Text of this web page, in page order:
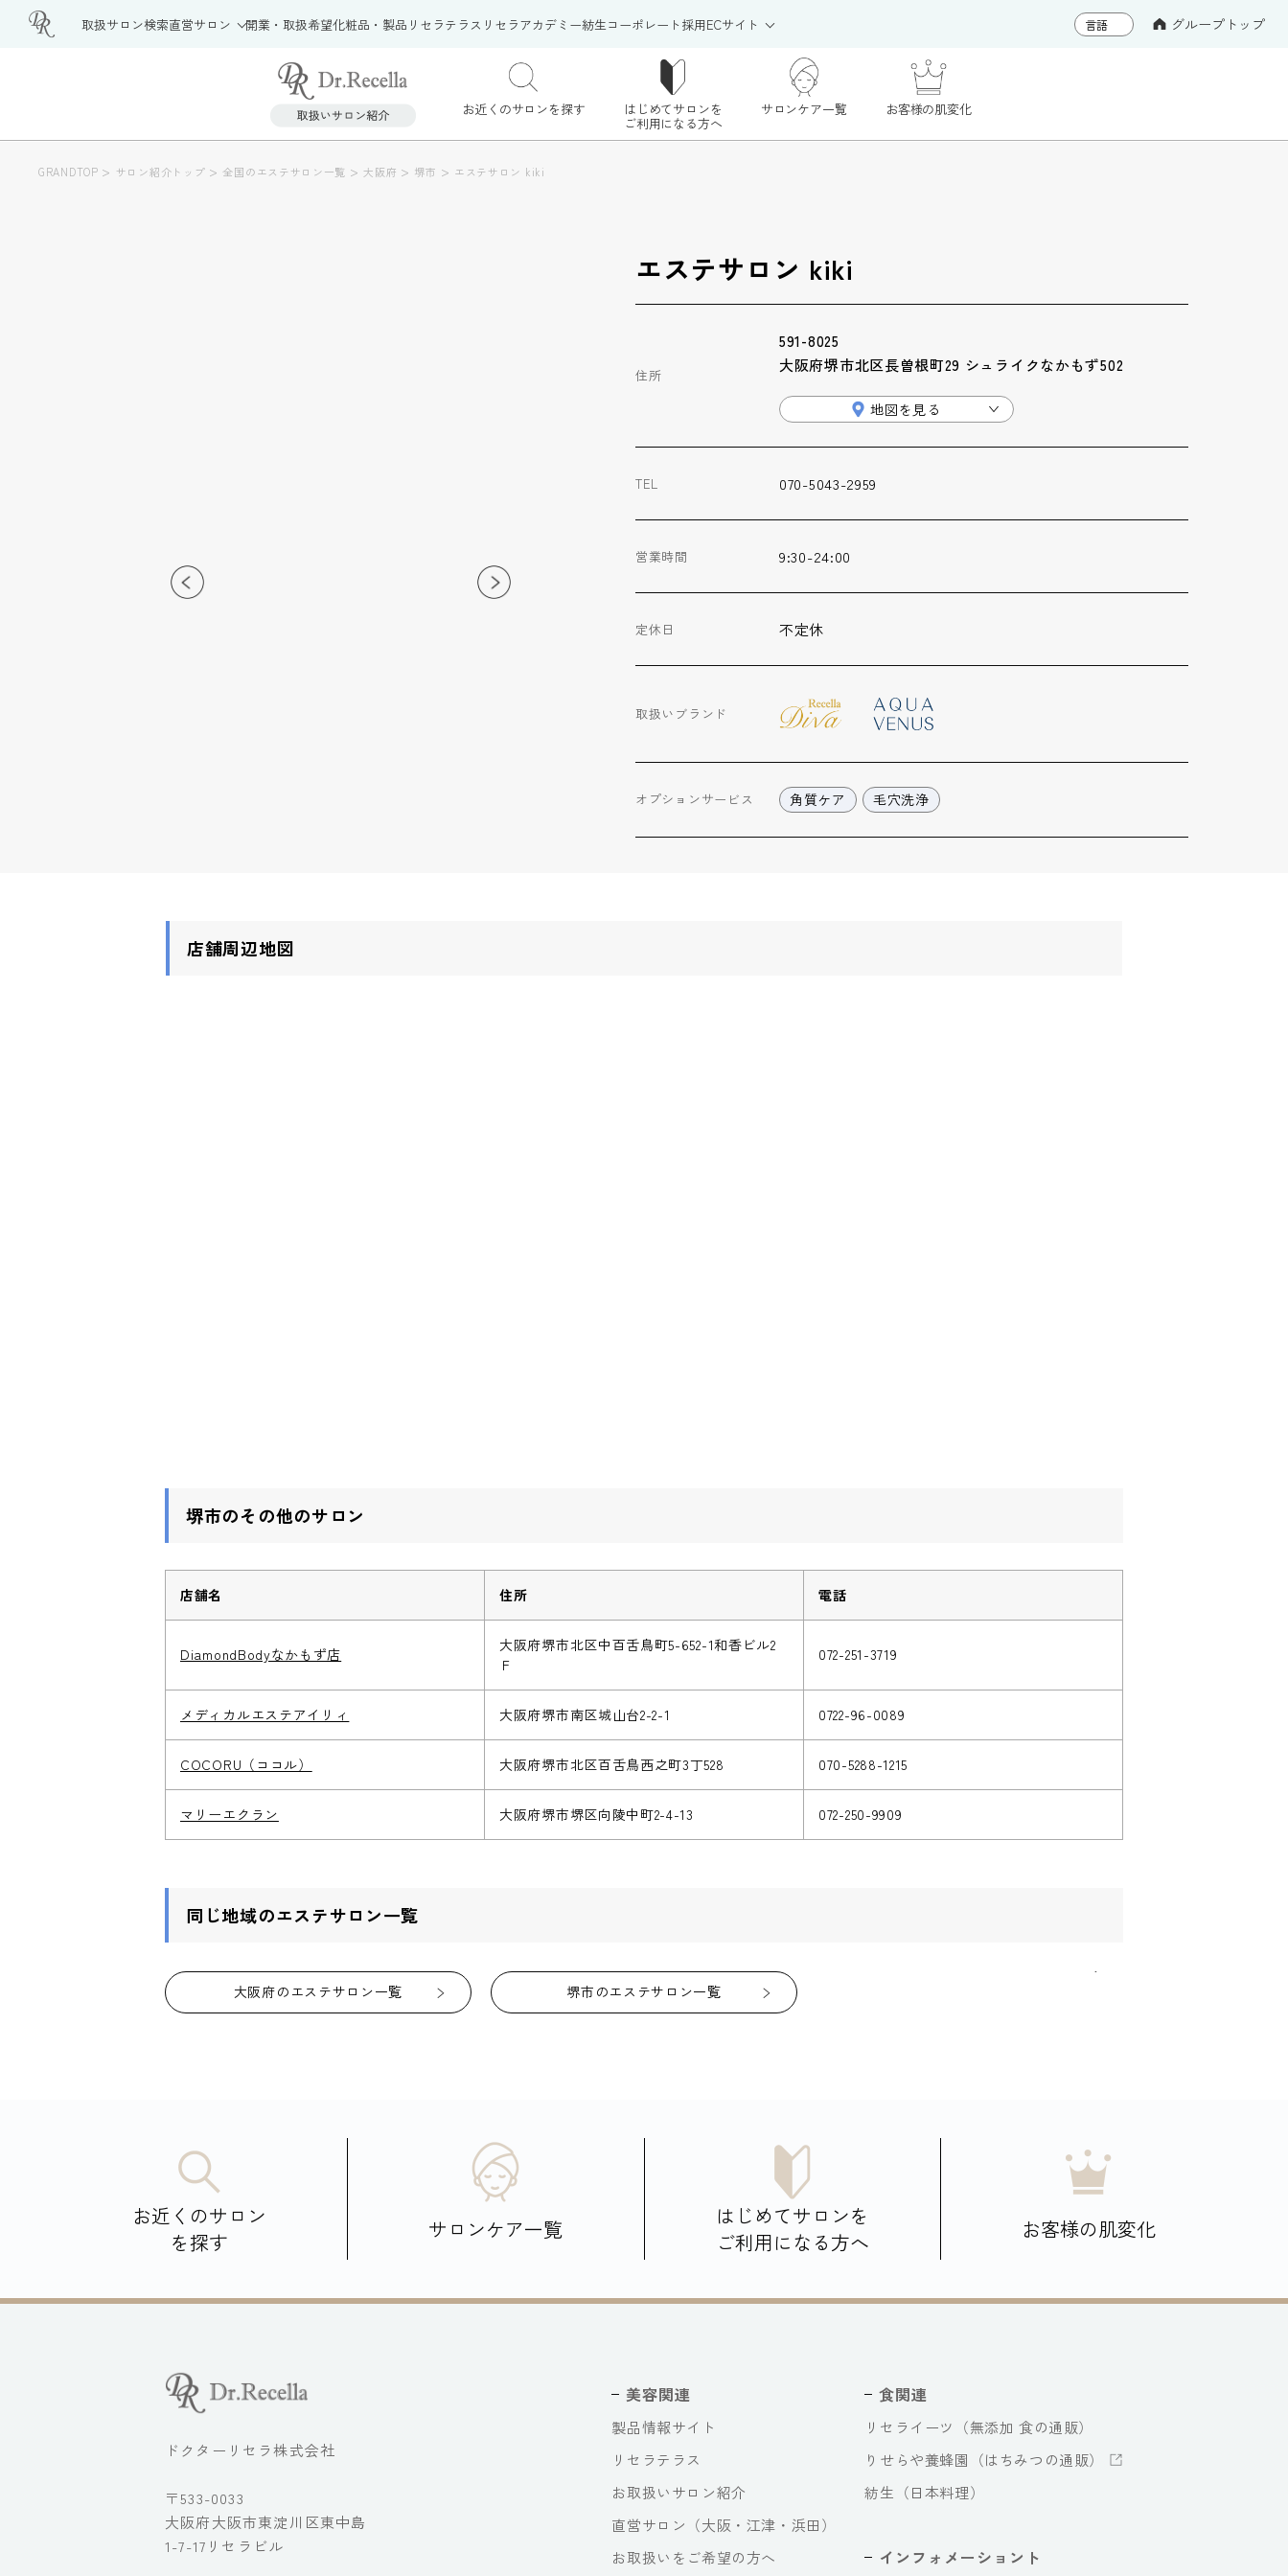
取扱サロン検索直営サロン 開業・取扱希望化粧品・製品 リセラテラス リセラアカデミー紡生コーポレート採用ECサイト グループトップ
お近くのサロンを探す はじめてサロンを
ご利用になる方へ
サロンケア一覧 お客様の肌変化
GRANDTOP > サロン紹介トップ >全国のエステサロン一覧 >大阪府 > 堺市 > エステサロン kiki
エステサロン kiki
住所
591-8025
大阪府堺市北区長曽根町29 シュライクなかもず502
地図を見る
TEL 070-5043-2959
営業時間 9:30-24:00
定休日 不定休
取扱いブランド
オプションサービス 角質ケア 毛穴洗浄
店舗周辺地図
堺市のその他のサロン
店舗名 住所 電話
DiamondBodyなかもず店
大阪府堺市北区中百舌鳥町5-652-1和香ビル2
Ｆ
072-251-3719
メディカルエステアイリィ 大阪府堺市南区城山台2-2-1 0722-96-0089
COCORU（ココル） 大阪府堺市北区百舌鳥西之町3丁528 070-5288-1215
マリーエクラン 大阪府堺市堺区向陵中町2-4-13 072-250-9909
同じ地域のエステサロン一覧
大阪府のエステサロン一覧 堺市のエステサロン一覧
お近くのサロン
を探す
サロンケア一覧
はじめてサロンを
ご利用になる方へ
お客様の肌変化
ドクターリセラ株式会社
〒533-0033
大阪府大阪市東淀川区東中島
1-7-17リセラビル
美容関連
製品情報サイト
リセラテラス
お取扱いサロン紹介
直営サロン（大阪・江津・浜田）
お取扱いをご希望の方へ
食関連
リセライーツ（無添加 食の通販）
りせらや養蜂園（はちみつの通販）
紡生（日本料理）
インフォメーショント